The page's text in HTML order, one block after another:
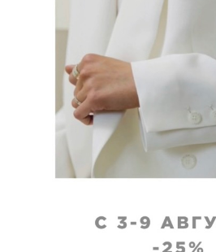
VIP
сумки кожа